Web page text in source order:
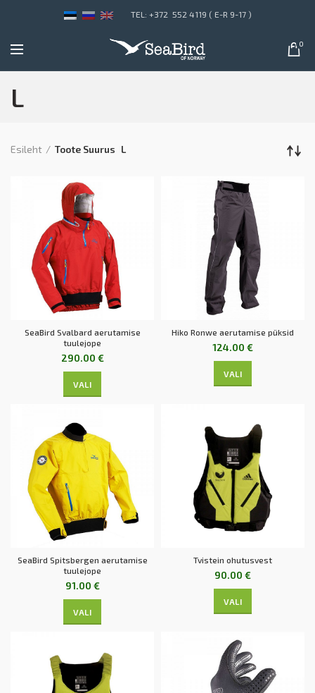
TEL: +372 552 4119 ( E-R 9-17 )
0
L
Esileht Toote Suurus L
SeaBird Svalbard aerutamise
tuulejope
290.00 €
VALI
Hiko Ronwe aerutamise püksid
124.00 €
VALI
SeaBird Spitsbergen aerutamise
tuulejope
91.00 €
VALI
Tvistein ohutusvest
90.00 €
VALI